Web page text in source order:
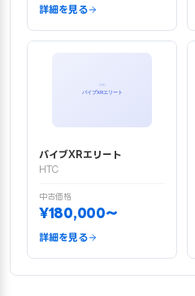
詳細を見る
バイブXRエリート
HTC
中古価格
¥180,000〜
詳細を見る